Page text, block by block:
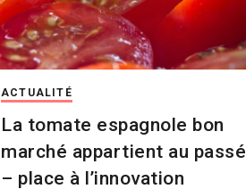
ACTUALITÉ
La tomate espagnole bon
marché appartient au passé
– place à l’innovation